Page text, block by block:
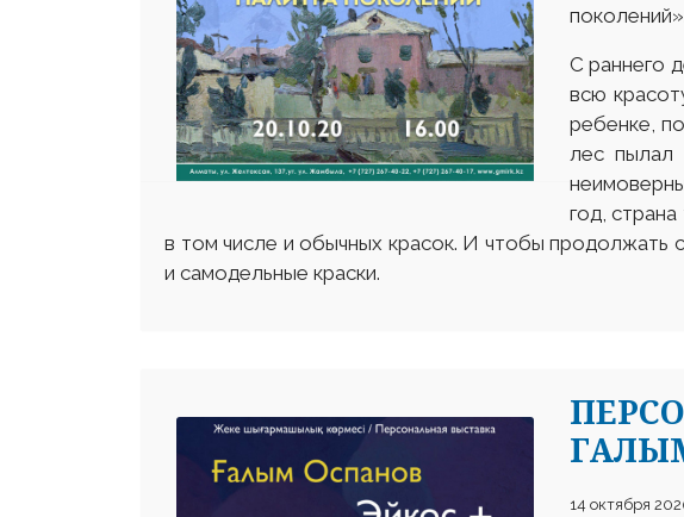
С раннего
всю
ребенке,
лес пылал
год,
в том числе и обычных красок. И чтобы продолжать
и самодельные краски.
14 октября